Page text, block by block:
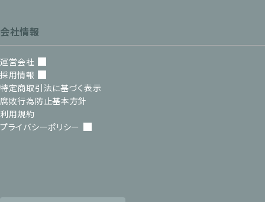
会社情報
運営会社
採用情報
特定商取引法に基づく表示
腐敗行為防止基本方針
利用規約
プライバシーポリシー